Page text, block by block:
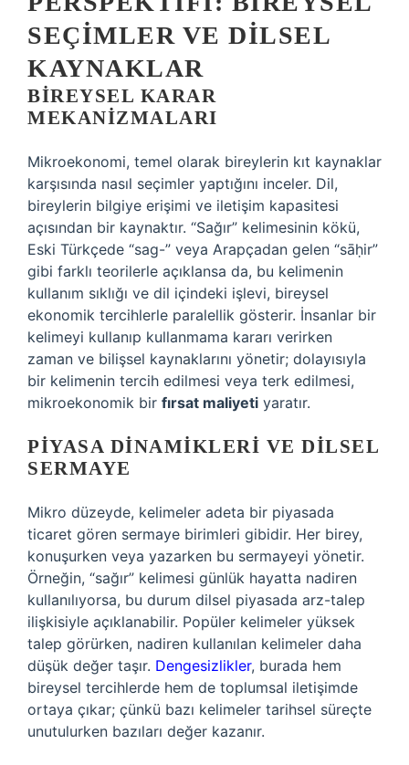
SEÇIMLER VE DILSEL
KAYNAKLAR
BIREYSEL KARAR
MEKANIZMALARI
Mikroekonomi, temel olarak bireylerin kıt kaynaklar
karşısında nasıl seçimler yaptığını inceler. Dil,
bireylerin bilgiye erişimi ve iletişim kapasitesi
açısından bir kaynaktır. “Sağır” kelimesinin kökü,
Eski Türkçede “sag-” veya Arapçadan gelen “sāḥir”
gibi farklı teorilerle açıklansa da, bu kelimenin
kullanım sıklığı ve dil içindeki işlevi, bireysel
ekonomik tercihlerle paralellik gösterir. İnsanlar bir
kelimeyi kullanıp kullanmama kararı verirken
zaman ve bilişsel kaynaklarını yönetir; dolayısıyla
bir kelimenin tercih edilmesi veya terk edilmesi,
mikroekonomik bir fırsat maliyeti yaratır.
PIYASA DINAMIKLERI VE DILSEL
SERMAYE
Mikro düzeyde, kelimeler adeta bir piyasada
ticaret gören sermaye birimleri gibidir. Her birey,
konuşurken veya yazarken bu sermayeyi yönetir.
Örneğin, “sağır” kelimesi günlük hayatta nadiren
kullanılıyorsa, bu durum dilsel piyasada arz-talep
ilişkisiyle açıklanabilir. Popüler kelimeler yüksek
talep görürken, nadiren kullanılan kelimeler daha
düşük değer taşır. Dengesizlikler, burada hem
bireysel tercihlerde hem de toplumsal iletişimde
ortaya çıkar; çünkü bazı kelimeler tarihsel süreçte
unutulurken bazıları değer kazanır.